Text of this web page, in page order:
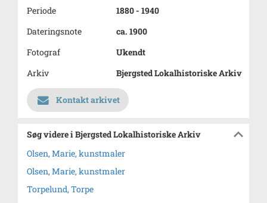
Periode
1880 - 1940
Dateringsnote
ca. 1900
Fotograf
Ukendt
Arkiv
Bjergsted Lokalhistoriske Arkiv
Kontakt arkivet
Søg videre i Bjergsted Lokalhistoriske Arkiv
Olsen, Marie, kunstmaler
Olsen, Marie, kunstmaler
Torpelund, Torpe